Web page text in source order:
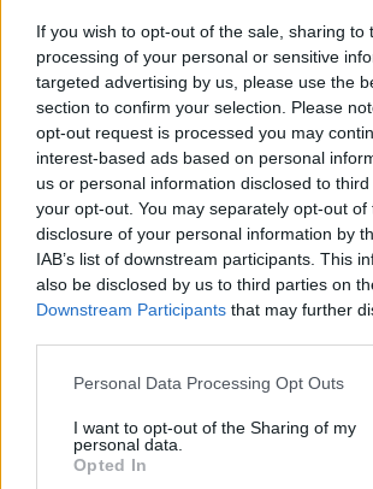
If you wish to opt-out of the sale, sharing to
processing of your personal or sensitive
targeted advertising by us, please use the
section to confirm your selection. Please
opt-out request is processed you may
interest-based ads based on personal
us or personal information disclosed to
your opt-out. You may separately opt-out of
disclosure of your personal information by
IAB’s list of downstream participants. This
also be disclosed by us to third parties on
Downstream Participants that may further
Please note that this website/app uses one
not limited to your visit or usage behaviour.
grant or deny consent to Google and its
use your data for below specified purposes
Personal Data Processing Opt Outs
I want to opt-out of the Sharing of my
personal data.
Opted In
AUTORE
Staff